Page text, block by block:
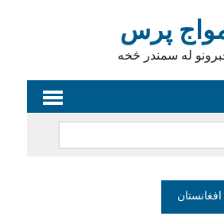
پرس
له سمندر څخه
افغانستان